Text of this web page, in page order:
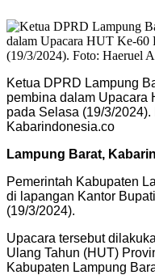
Ketua DPRD Lampung
pembina dalam Upacara
pada Selasa (19/3/
Kabarindonesia.co
Lampung Barat,
Pemerintah Kabupaten
di lapangan Kantor
(19/3/2024).
Upacara tersebut
Ulang Tahun (HUT)
Kabupaten Lampung